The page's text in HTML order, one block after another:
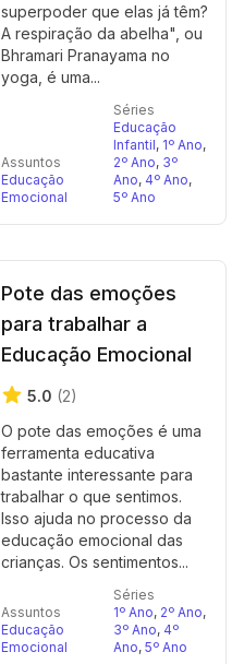
superpoder que elas já têm?
A respiração da abelha", ou
Bhramari Pranayama no
yoga, é uma...
Assuntos
Educação
Emocional
Séries
Educação
Infantil, 1º Ano,
2º Ano, 3º
Ano, 4º Ano,
5º Ano
Pote das emoções
para trabalhar a
Educação Emocional
5.0 (2)
O pote das emoções é uma
ferramenta educativa
bastante interessante para
trabalhar o que sentimos.
Isso ajuda no processo da
educação emocional das
crianças. Os sentimentos...
Assuntos
Educação
Emocional
Séries
1º Ano, 2º Ano,
3º Ano, 4º
Ano, 5º Ano